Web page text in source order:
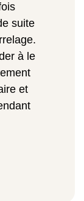
suite
à le
et